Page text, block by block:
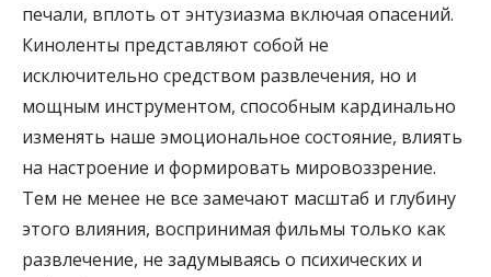
печали, вплоть от энтузиазма включая опасений.
Киноленты представляют собой не
исключительно средством развлечения, но и
мощным инструментом, способным кардинально
изменять наше эмоциональное состояние, влиять
на настроение и формировать мировоззрение.
Тем не менее не все замечают масштаб и глубину
этого влияния, воспринимая фильмы только как
развлечение, не задумываясь о психических и